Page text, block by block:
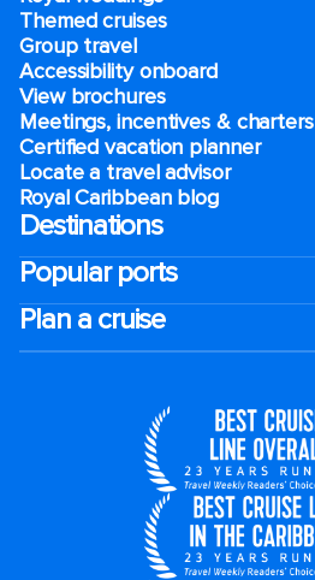
Themed cruises
Group travel
Accessibility onboard
View brochures
Meetings, incentives & charters​
Certified vacation planner
Locate a travel advisor
Royal Caribbean blog
Destinations
Popular ports
Plan a cruise